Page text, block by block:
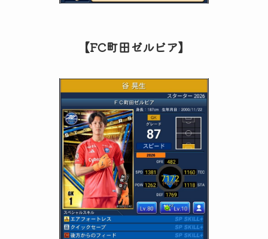
【FC町田ゼルビア】